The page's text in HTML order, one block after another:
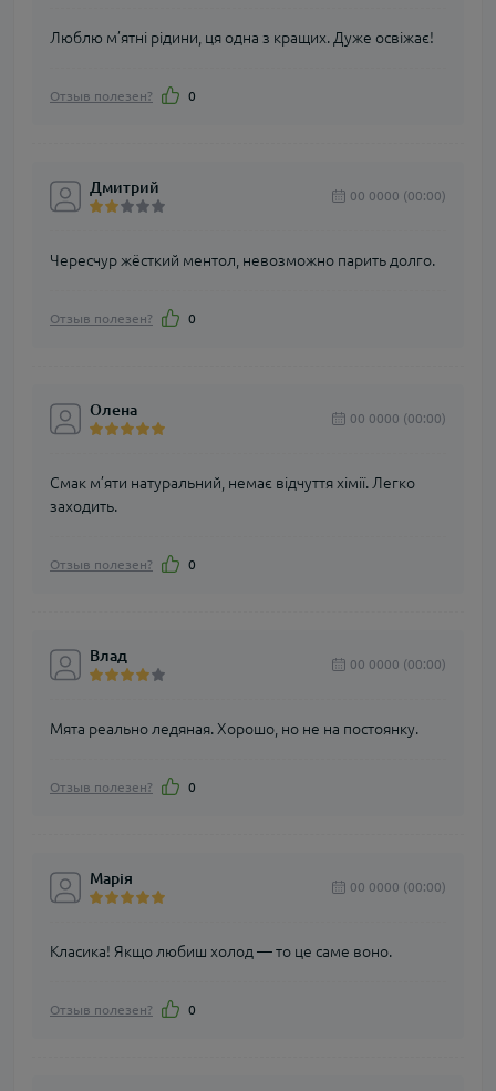
Люблю м’ятні рідини, ця одна з кращих. Дуже освіжає!
Отзыв полезен? 0
Дмитрий 00 0000 (00:00)
Чересчур жёсткий ментол, невозможно парить долго.
Отзыв полезен? 0
Олена 00 0000 (00:00)
Смак м’яти натуральний, немає відчуття хімії. Легко
заходить.
Отзыв полезен? 0
Влад 00 0000 (00:00)
Мята реально ледяная. Хорошо, но не на постоянку.
Отзыв полезен? 0
Марія 00 0000 (00:00)
Класика! Якщо любиш холод — то це саме воно.
Отзыв полезен? 0